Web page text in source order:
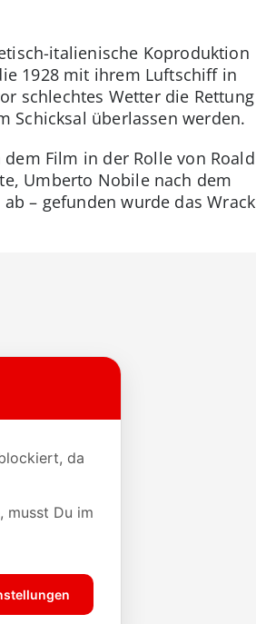
italienische Koproduktion
1928 mit ihrem Luftschiff in
schlechtes Wetter die Rettung
Schicksal überlassen werden.
Film in der Rolle von Roald
Umberto Nobile nach dem
– gefunden wurde das Wrack